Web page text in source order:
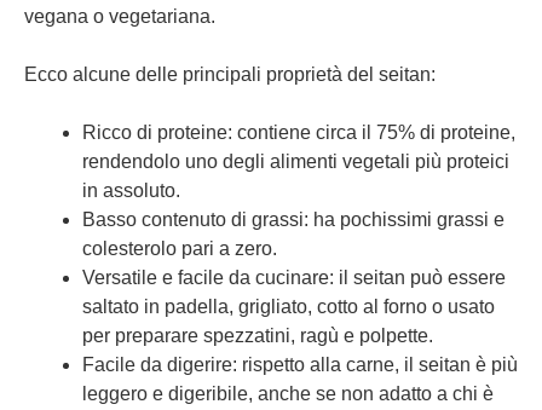
vegana o vegetariana.
Ecco alcune delle principali proprietà del seitan:
Ricco di proteine: contiene circa il 75% di proteine,
rendendolo uno degli alimenti vegetali più proteici
in assoluto.
Basso contenuto di grassi: ha pochissimi grassi e
colesterolo pari a zero.
Versatile e facile da cucinare: il seitan può essere
saltato in padella, grigliato, cotto al forno o usato
per preparare spezzatini, ragù e polpette.
Facile da digerire: rispetto alla carne, il seitan è più
leggero e digeribile, anche se non adatto a chi è